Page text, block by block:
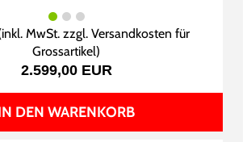
MwSt. zzgl. Versandkosten für
Grossartikel)
2.599,00 EUR
DEN WARENKORB